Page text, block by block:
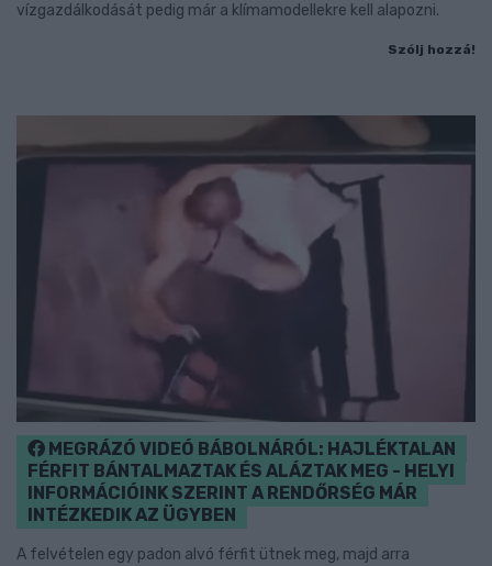
vízgazdálkodását pedig már a klímamodellekre kell alapozni.
Szólj hozzá!
MEGRÁZÓ VIDEÓ BÁBOLNÁRÓL: HAJLÉKTALAN
FÉRFIT BÁNTALMAZTAK ÉS ALÁZTAK MEG - HELYI
INFORMÁCIÓINK SZERINT A RENDŐRSÉG MÁR
INTÉZKEDIK AZ ÜGYBEN
A felvételen egy padon alvó férfit ütnek meg, majd arra